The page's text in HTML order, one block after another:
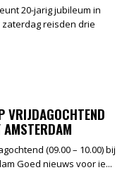
20-jarig jubileum in
reisden drie
VRIJDAGOCHTEND
(09.00 – 10.00) bij
Goed nieuws voor ie...